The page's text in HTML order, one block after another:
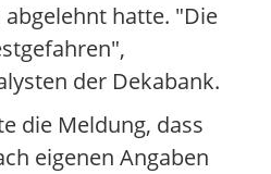
hatte. "Die
der Dekabank.
die Meldung, dass
eigenen Angaben